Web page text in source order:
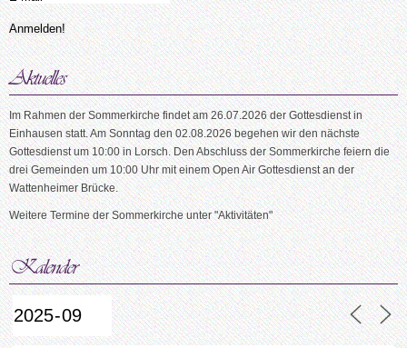
Im Rahmen der Sommerkirche findet am 26.07.2026 der Gottesdienst in
Einhausen statt. Am Sonntag den 02.08.2026 begehen wir den nächste
Gottesdienst um 10:00 in Lorsch. Den Abschluss der Sommerkirche feiern die
drei Gemeinden um 10:00 Uhr mit einem Open Air Gottesdienst an der
Wattenheimer Brücke.
Weitere Termine der Sommerkirche unter "Aktivitäten"